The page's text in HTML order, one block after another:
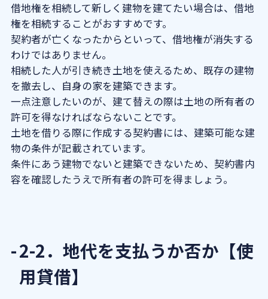
借地権を相続して新しく建物を建てたい場合は、借地
権を相続することがおすすめです。
契約者が亡くなったからといって、借地権が消失する
わけではありません。
相続した人が引き続き土地を使えるため、既存の建物
を撤去し、自身の家を建築できます。
一点注意したいのが、建て替えの際は土地の所有者の
許可を得なければならないことです。
土地を借りる際に作成する契約書には、建築可能な建
物の条件が記載されています。
条件にあう建物でないと建築できないため、契約書内
容を確認したうえで所有者の許可を得ましょう。
2-2．地代を支払うか否か【使
用貸借】